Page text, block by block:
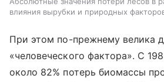
влияния вырубки и природных
При этом по-прежнему велика
«человеческого фактора». С
около 82% потерь биомассы